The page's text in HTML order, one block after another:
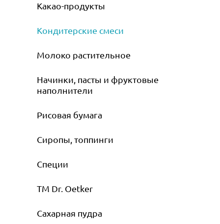
Какао-продукты
Кондитерские смеси
Молоко растительное
Начинки, пасты и фруктовые
наполнители
Рисовая бумага
Сиропы, топпинги
Специи
ТМ Dr. Oetker
Сахарная пудра